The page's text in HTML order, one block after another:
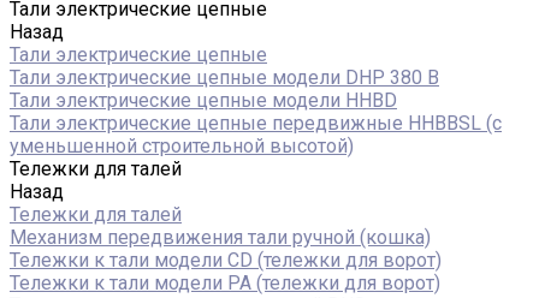
Тали электрические цепные
Назад
Тали электрические цепные
Тали электрические цепные модели DHP 380 В
Тали электрические цепные модели HHBD
Тали электрические цепные передвижные HHBBSL (с
уменьшенной строительной высотой)
Тележки для талей
Назад
Тележки для талей
Механизм передвижения тали ручной (кошка)
Тележки к тали модели CD (тележки для ворот)
Тележки к тали модели РА (тележки для ворот)